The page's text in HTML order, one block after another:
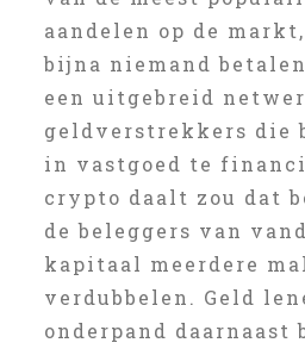
aandelen op de
bijna niemand
een uitgebreid
geldverstrekkers die
in vastgoed te
crypto daalt zou dat
de beleggers van
kapitaal meerdere
verdubbelen. Geld
onderpand daarnaast